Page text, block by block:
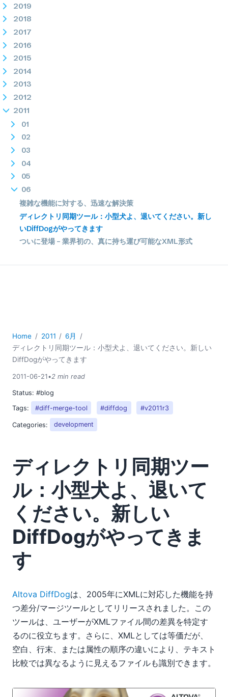
2019
2018
2017
2016
2015
2014
2013
2012
2011
01
02
03
04
05
06
複雑な機能に対する、迅速な解決策
ディレクトリ同期ツール：小型犬よ、退いてください。新し
いDiffDogがやってきます
ついに登場 – 業界初の、真に持ち運び可能なXML形式
07
12
2010
2009
2008
Home 2011
6月
ディレクトリ同期ツール：小型犬よ、退いてください。新しい
DiffDogがやってきます
2011-06-21•2 min read
Status: #blog
Tags:
#diff-merge-tool #diffdog #v2011r3
Categories: development
ディレクトリ同期ツー
ル：小型犬よ、退いて
ください。新しい
DiffDogがやってきま
す
Altova DiffDogは、2005年にXMLに対応した機能を持
つ差分/マージツールとしてリリースされました。この
ツールは、ユーザーがXMLファイル間の差異を特定す
るのに役立ちます。さらに、XMLとしては等価だが、
空白、行末、または属性の順序の違いにより、テキスト
比較では異なるように見えるファイルも識別できます。